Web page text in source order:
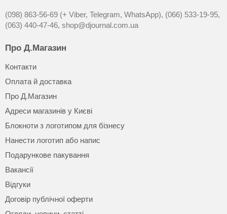
(098) 863-56-69 (+ Viber, Telegram, WhatsApp), (066) 533-19-95,
(063) 440-47-46, shop@djournal.com.ua
Про Д.Магазин
Контакти
Оплата й доставка
Про Д.Магазин
Адреси магазинів у Києві
Блокноти з логотипом для бізнесу
Нанести логотип або напис
Подарункове пакування
Вакансії
Відгуки
Договір публічної оферти